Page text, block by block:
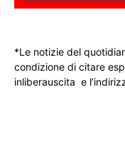
*Le notizie del
condizione di citare
inliberauscita e